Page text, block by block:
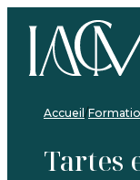
menu
contenu
Accueil /
Tartes